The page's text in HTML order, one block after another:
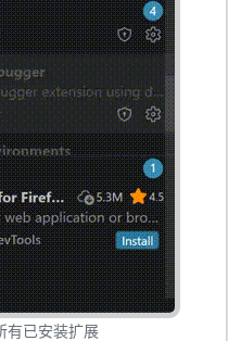
有已安装扩展